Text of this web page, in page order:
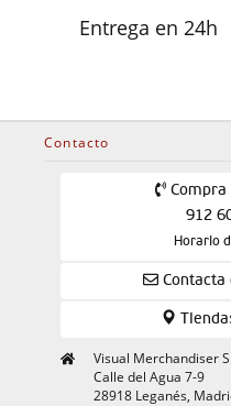
Entrega en 24h
Contacto
Compra
912
Horario
Contacta
Visual Merchandiser
Calle del Agua 7-9
28918 Leganés,